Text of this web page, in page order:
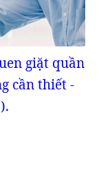
giặt quần
cần thiết -